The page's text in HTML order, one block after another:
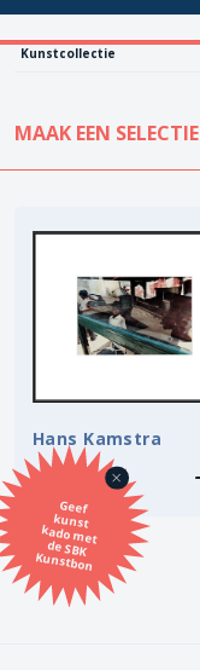
Kunstcollectie
Geef
kunst
kado met
de SBK
Kunstbon
MAAK EEN SELECTIE
Vestiging
Onderwerp
Techniek
Kunstenaar
Hans Kamstra